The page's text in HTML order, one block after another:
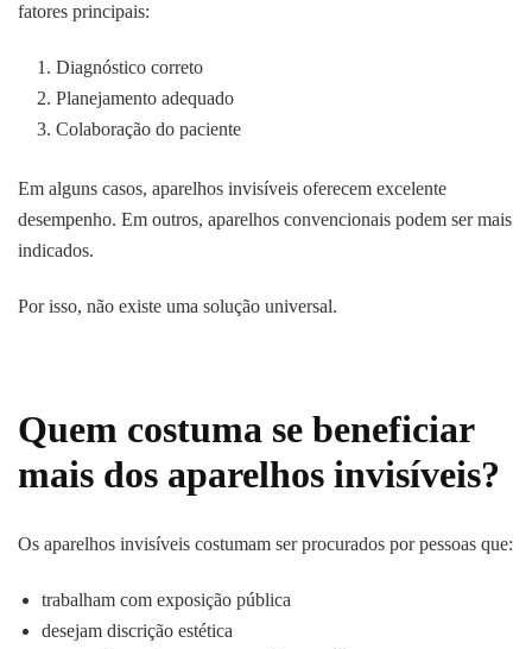
fatores principais:
Diagnóstico correto
Planejamento adequado
Colaboração do paciente
Em alguns casos, aparelhos invisíveis oferecem excelente
desempenho. Em outros, aparelhos convencionais podem ser mais
indicados.
Por isso, não existe uma solução universal.
Quem costuma se beneficiar
mais dos aparelhos invisíveis?
Os aparelhos invisíveis costumam ser procurados por pessoas que:
trabalham com exposição pública
desejam discrição estética